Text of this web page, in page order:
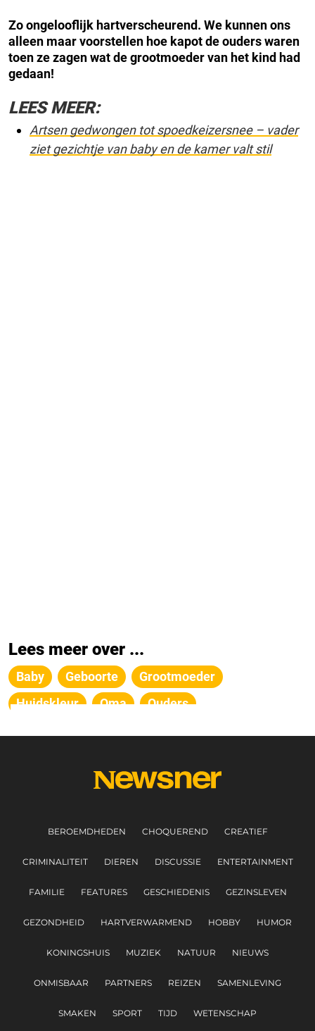
Zo ongelooflijk hartverscheurend. We kunnen ons
alleen maar voorstellen hoe kapot de ouders waren
toen ze zagen wat de grootmoeder van het kind had
gedaan!
LEES MEER:
Artsen gedwongen tot spoedkeizersnee – vader
ziet gezichtje van baby en de kamer valt stil
Lees meer over ...
Baby Geboorte
Grootmoeder
Huidskleur
Oma Ouders
BEROEMDHEDEN CHOQUEREND CREATIEF
CRIMINALITEIT DIEREN DISCUSSIE ENTERTAINMENT
FAMILIE FEATURES GESCHIEDENIS GEZINSLEVEN
GEZONDHEID HARTVERWARMEND HOBBY HUMOR
KONINGSHUIS MUZIEK NATUUR NIEUWS
ONMISBAAR PARTNERS REIZEN SAMENLEVING
SMAKEN SPORT TIJD WETENSCHAP